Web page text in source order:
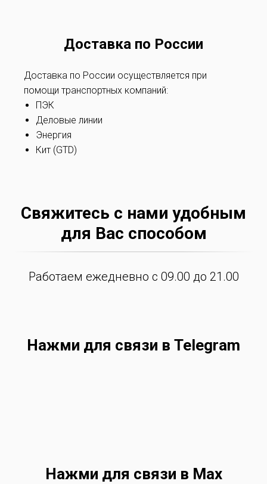
Доставка по России
Доставка по России осуществляется при
помощи транспортных компаний:
ПЭК
Деловые линии
Энергия
Кит (GTD)
Свяжитесь с нами удобным
для Вас способом
Работаем ежедневно с 09.00 до 21.00
Нажми для связи в Telegram
Нажми для связи в Max